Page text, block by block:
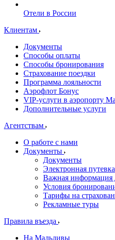
Отели в России
Клиентам
Документы
Способы оплаты
Способы бронирования
Страхование поездки
Программа лояльности
Аэрофлот Бонус
VIP-услуги в аэропорту
Дополнительные услуги
Агентствам
О работе с нами
Документы
Документы
Электронная путевка
Важная информация
Условия
Тарифы на
Рекламные туры
Правила въезда
На Мальдивы